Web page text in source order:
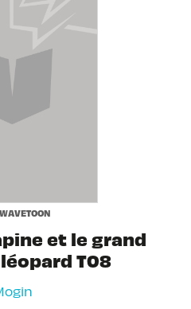
et le grand
T08